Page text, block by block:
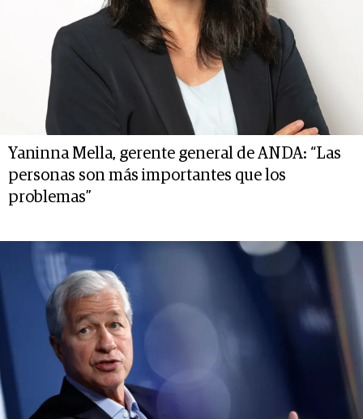
Yaninna Mella, gerente general de ANDA: “Las
personas son más importantes que los
problemas”